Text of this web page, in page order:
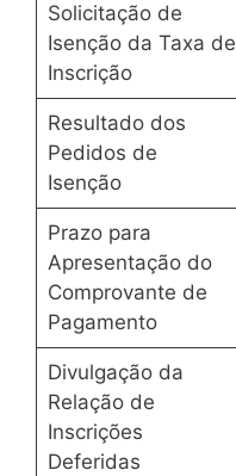
Solicitação de
Isenção da Taxa de
Inscrição
Resultado dos
Pedidos de
Isenção
Prazo para
Apresentação do
Comprovante de
Pagamento
Divulgação da
Relação de
Inscrições
Deferidas